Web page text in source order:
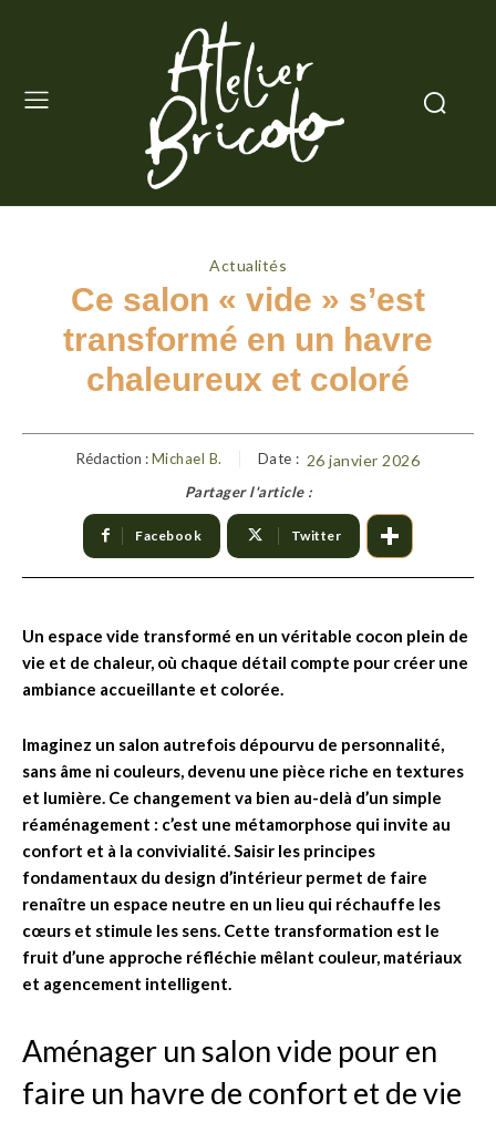
Actualités
Ce salon « vide » s’est
transformé en un havre
chaleureux et coloré
Rédaction : Michael B. Date : 26 janvier 2026
Partager l'article :
Facebook Twitter
Un espace vide transformé en un véritable cocon plein de
vie et de chaleur, où chaque détail compte pour créer une
ambiance accueillante et colorée.
Imaginez un salon autrefois dépourvu de personnalité,
sans âme ni couleurs, devenu une pièce riche en textures
et lumière. Ce changement va bien au-delà d’un simple
réaménagement : c’est une métamorphose qui invite au
confort et à la convivialité. Saisir les principes
fondamentaux du design d’intérieur permet de faire
renaître un espace neutre en un lieu qui réchauffe les
cœurs et stimule les sens. Cette transformation est le
fruit d’une approche réfléchie mêlant couleur, matériaux
et agencement intelligent.
Aménager un salon vide pour en
faire un havre de confort et de vie